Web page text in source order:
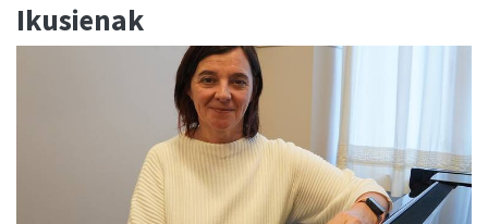
Ikusienak